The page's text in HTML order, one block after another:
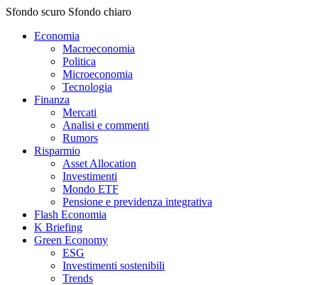
Sfondo scuro Sfondo chiaro
Economia
Macroeconomia
Politica
Microeconomia
Tecnologia
Finanza
Mercati
Analisi e commenti
Rumors
Risparmio
Asset Allocation
Investimenti
Mondo ETF
Pensione e previdenza integrativa
Flash Economia
K Briefing
Green Economy
ESG
Investimenti sostenibili
Trends